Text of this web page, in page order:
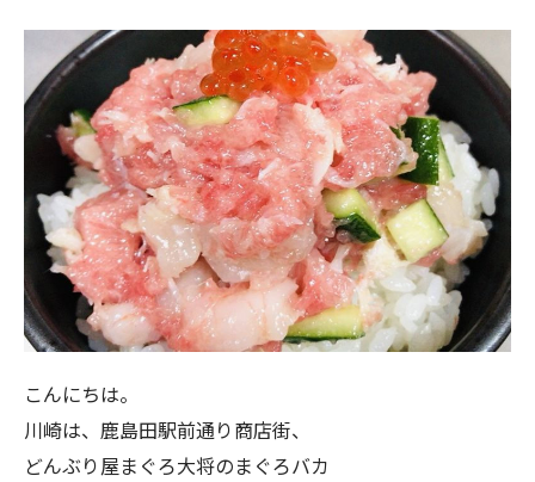
こんにちは。
川崎は、鹿島田駅前通り商店街、
どんぶり屋まぐろ大将のまぐろバカ